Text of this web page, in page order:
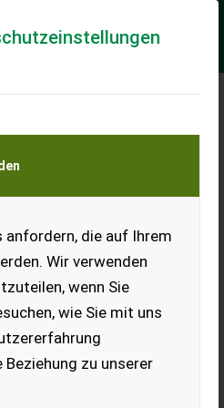
anfordern, die auf Ihrem
Wir verwenden
wenn Sie
wie Sie mit uns
Beziehung zu unserer
und Baumaschinen –
sehr einfach zu bedienen. Sie
auf dem die Anzahl der